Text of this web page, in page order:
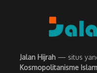
Jalan Hijrah — situs
Kosmopolitanisme